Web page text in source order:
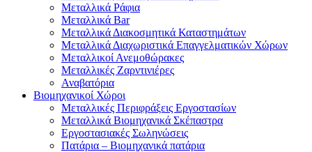
Μεταλλικά Ράφια
Μεταλλικά Bar
Μεταλλικά Διακοσμητικά Καταστημάτων
Μεταλλικά Διαχωριστικά Επαγγελματικών Χώρων
Μεταλλικοί Ανεμοθώρακες
Μεταλλικές Ζαρντινιέρες
Αναβατόρια
Βιομηχανικοί Χώροι
Μεταλλικές Περιφράξεις Εργοστασίων
Μεταλλικά Βιομηχανικά Σκέπαστρα
Εργοστασιακές Σωληνώσεις
Πατάρια – Βιομηχανικά πατάρια